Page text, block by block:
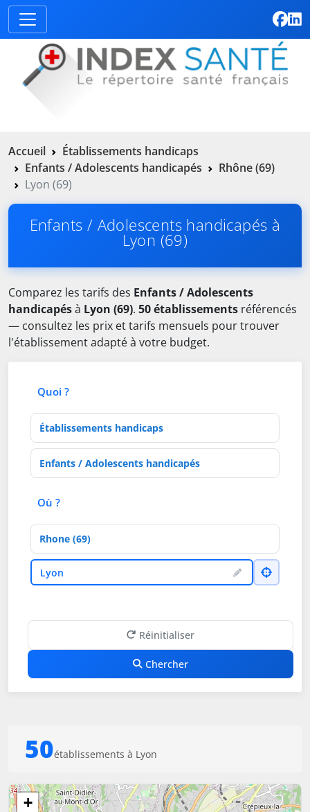
Accueil
Établissements handicaps
Enfants / Adolescents handicapés
Rhône (69)
Lyon (69)
Enfants / Adolescents handicapés à
Lyon (69)
Comparez les tarifs des Enfants / Adolescents
handicapésà Lyon (69). 50 établissements référencés
— consultez les prix et tarifs mensuels pour trouver
l'établissement adapté à votre budget.
Quoi ?
Type d'établissement
Activités de soins
Où ?
Département
VilleLyon
Réinitialiser
Chercher
50établissements à Lyon
+